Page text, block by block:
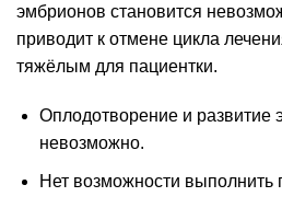
эмбрионов становится
приводит к отмене цикла
тяжёлым для пациентки.
Оплодотворение и развитие
невозможно.
Нет возможности выполнить